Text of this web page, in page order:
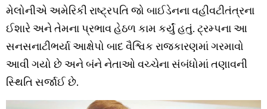
મેલોનીએ અમેરિકી રાષ્ટ્રપતિ જો બાઈડેનના વહીવટીતંત્રના
ઈશારે અને તેમના પ્રભાવ હેઠળ કામ કર્યું હતું. ટ્રમ્પના આ
સનસનાટીભર્યા આક્ષેપો બાદ વૈશ્વિક રાજકારણમાં ગરમાવો
આવી ગયો છે અને બંને નેતાઓ વચ્ચેના સંબંધોમાં તણાવની
સ્થિતિ સર્જાઈ છે.